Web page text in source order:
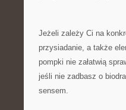
Jeżeli zależy Ci na
przysiadanie, a także
pompki nie załatwią
jeśli nie zadbasz o
sensem.